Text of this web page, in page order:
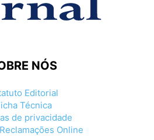
NÓS
Editorial
Técnica
de privacidade
Online